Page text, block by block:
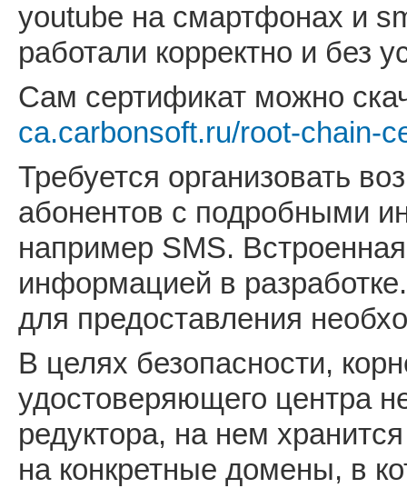
youtube на смартфонах и
работали корректно и без
Сам сертификат можно
ca.carbonsoft.ru/root-chain-
Требуется организовать
абонентов с подробными
например SMS.
информацией в
для предоставления
В целях безопасности,
удостоверяющего центра
редуктора, на нем
на конкретные домены, в